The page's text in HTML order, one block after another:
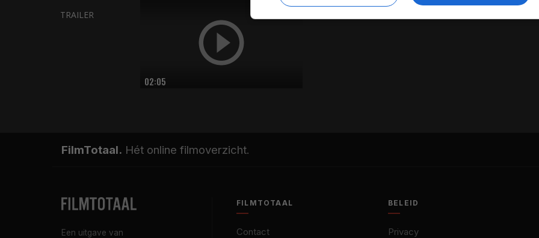
02:05
TRAILER
FilmTotaal. Hét online filmoverzicht.
Een uitgave van
FILMTOTAAL
Contact
BELEID
Privacy